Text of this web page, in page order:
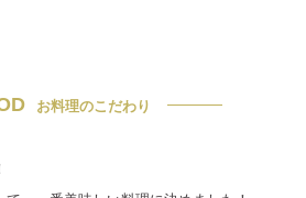
お料理のこだわり